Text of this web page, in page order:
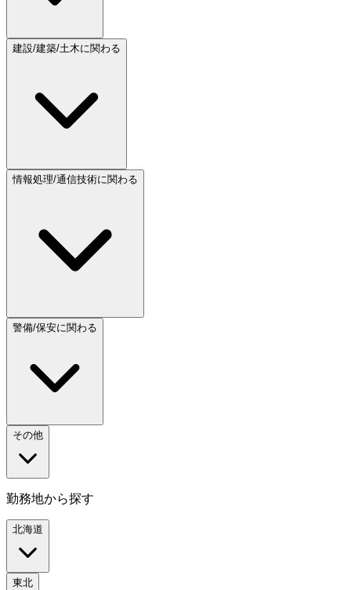
建設/建築/土木に関わる
情報処理/通信技術に関わる
警備/保安に関わる
その他
勤務地から探す
北海道
東北